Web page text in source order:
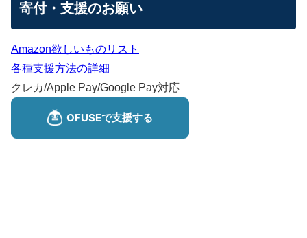
寄付・支援のお願い
Amazon欲しいものリスト
各種支援方法の詳細
クレカ/Apple Pay/Google Pay対応